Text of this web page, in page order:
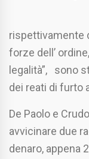
rispettivamente
forze dell’
legalità”, sono
dei reati di furto
De Paolo e
avvicinare due
denaro, appena